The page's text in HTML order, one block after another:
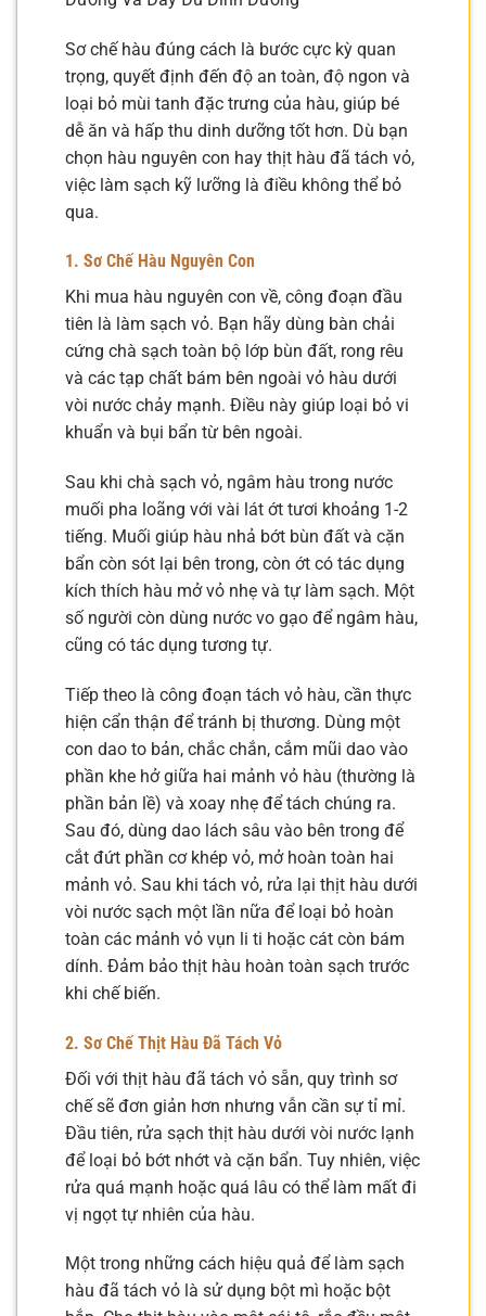
Sơ chế hàu đúng cách là bước cực kỳ quan
trọng, quyết định đến độ an toàn, độ ngon và
loại bỏ mùi tanh đặc trưng của hàu, giúp bé
dễ ăn và hấp thu dinh dưỡng tốt hơn. Dù bạn
chọn hàu nguyên con hay thịt hàu đã tách vỏ,
việc làm sạch kỹ lưỡng là điều không thể bỏ
qua.
1. Sơ Chế Hàu Nguyên Con
Khi mua hàu nguyên con về, công đoạn đầu
tiên là làm sạch vỏ. Bạn hãy dùng bàn chải
cứng chà sạch toàn bộ lớp bùn đất, rong rêu
và các tạp chất bám bên ngoài vỏ hàu dưới
vòi nước chảy mạnh. Điều này giúp loại bỏ vi
khuẩn và bụi bẩn từ bên ngoài.
Sau khi chà sạch vỏ, ngâm hàu trong nước
muối pha loãng với vài lát ớt tươi khoảng 1-2
tiếng. Muối giúp hàu nhả bớt bùn đất và cặn
bẩn còn sót lại bên trong, còn ớt có tác dụng
kích thích hàu mở vỏ nhẹ và tự làm sạch. Một
số người còn dùng nước vo gạo để ngâm hàu,
cũng có tác dụng tương tự.
Tiếp theo là công đoạn tách vỏ hàu, cần thực
hiện cẩn thận để tránh bị thương. Dùng một
con dao to bản, chắc chắn, cắm mũi dao vào
phần khe hở giữa hai mảnh vỏ hàu (thường là
phần bản lề) và xoay nhẹ để tách chúng ra.
Sau đó, dùng dao lách sâu vào bên trong để
cắt đứt phần cơ khép vỏ, mở hoàn toàn hai
mảnh vỏ. Sau khi tách vỏ, rửa lại thịt hàu dưới
vòi nước sạch một lần nữa để loại bỏ hoàn
toàn các mảnh vỏ vụn li ti hoặc cát còn bám
dính. Đảm bảo thịt hàu hoàn toàn sạch trước
khi chế biến.
2. Sơ Chế Thịt Hàu Đã Tách Vỏ
Đối với thịt hàu đã tách vỏ sẵn, quy trình sơ
chế sẽ đơn giản hơn nhưng vẫn cần sự tỉ mỉ.
Đầu tiên, rửa sạch thịt hàu dưới vòi nước lạnh
để loại bỏ bớt nhớt và cặn bẩn. Tuy nhiên, việc
rửa quá mạnh hoặc quá lâu có thể làm mất đi
vị ngọt tự nhiên của hàu.
Một trong những cách hiệu quả để làm sạch
hàu đã tách vỏ là sử dụng bột mì hoặc bột